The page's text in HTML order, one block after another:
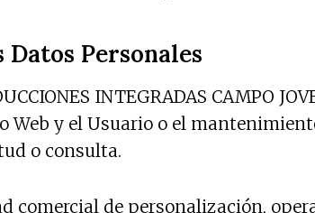
Personales
INTEGRADAS CAMPO
y el Usuario o el
o consulta.
de personalización,